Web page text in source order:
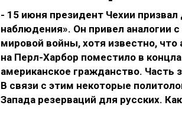
- 15 июня президент Чехии
наблюдения». Он привел аналогии
мировой войны, хотя известно, что
на Перл-Харбор поместило в
американское гражданство. Часть
В связи с этим некоторые
Запада резерваций для русских.